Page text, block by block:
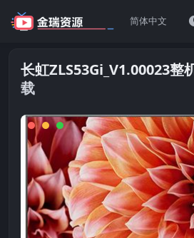
长虹ZLS53Gi_V1.00023整
载